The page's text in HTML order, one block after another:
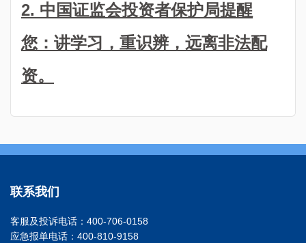
2. 中国证监会投资者保护局提醒
您：讲学习，重识辨，远离非法配
资。
联系我们
客服及投诉电话：400-706-0158
应急报单电话：400-810-9158